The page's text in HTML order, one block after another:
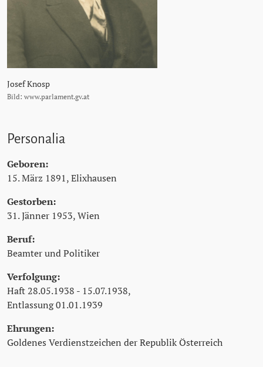
Josef Knosp
Bild: www.parlament.gv.at
Personalia
Geboren:
15. März 1891, Elixhausen
Gestorben:
31. Jänner 1953, Wien
Beruf:
Beamter und Politiker
Verfolgung:
Haft 28.05.1938 - 15.07.1938,
Entlassung 01.01.1939
Ehrungen:
Goldenes Verdienstzeichen der Republik Österreich